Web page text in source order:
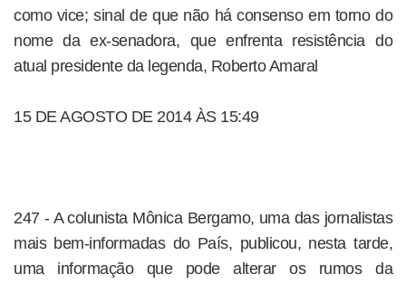
como vice; sinal de que não há consenso em torno do
nome da ex-senadora, que enfrenta resistência do
atual presidente da legenda, Roberto Amaral
15 DE AGOSTO DE 2014 ÀS 15:49
247 - A colunista Mônica Bergamo, uma das jornalistas
mais bem-informadas do País, publicou, nesta tarde,
uma informação que pode alterar os rumos da